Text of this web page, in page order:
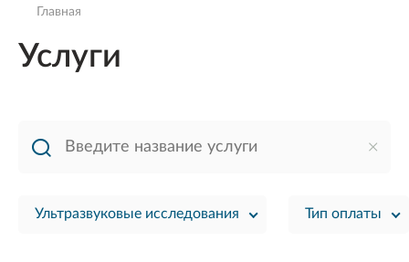
Главная
Услуги
Ультразвуковые исследования Тип оплаты